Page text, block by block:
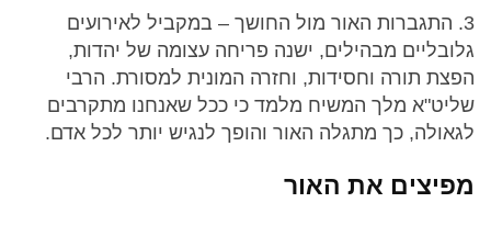
3. התגברות האור מול החושך – במקביל לאירועים
גלובליים מבהילים, ישנה פריחה עצומה של יהדות,
הפצת תורה וחסידות, וחזרה המונית למסורת. הרבי
שליט"א מלך המשיח מלמד כי ככל שאנחנו מתקרבים
לגאולה, כך מתגלה האור והופך לנגיש יותר לכל אדם.
מפיצים את האור